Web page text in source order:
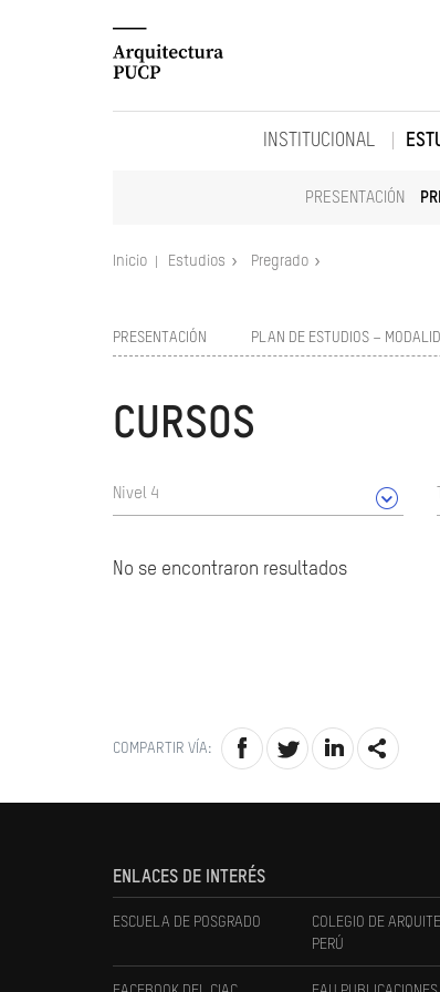
INSTITUCIONAL
PRESENTACIÓN
Inicio Estudios Pregrado
PRESENTACIÓN PLAN DE ESTUDIOS –
CURSOS
Nivel 4
No se encontraron resultados
COMPARTIR VÍA:
ENLACES DE INTERÉS
ESCUELA DE POSGRADO
COLEGIO DE
PERÚ